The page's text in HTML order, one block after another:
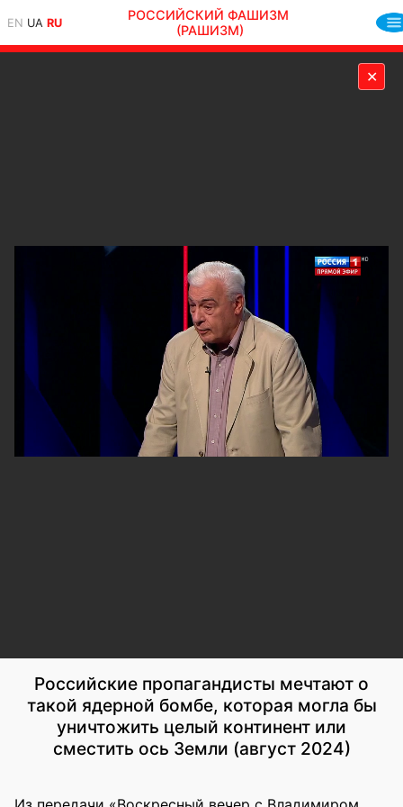
EN UA RU
РОССИЙСКИЙ ФАШИЗМ
(РАШИЗМ)
✕
Российские пропагандисты мечтают о
такой ядерной бомбе, которая могла бы
уничтожить целый континент или
сместить ось Земли (август 2024)